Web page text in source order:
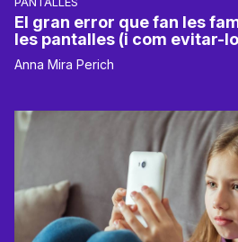
El gran error que fan les
les pantalles (i com evitar-
Anna Mira Perich